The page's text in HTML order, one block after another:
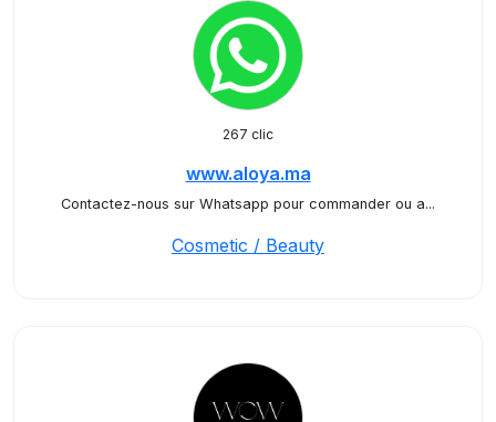
267 clic
www.aloya.ma
Contactez-nous sur Whatsapp pour commander ou a...
Cosmetic / Beauty